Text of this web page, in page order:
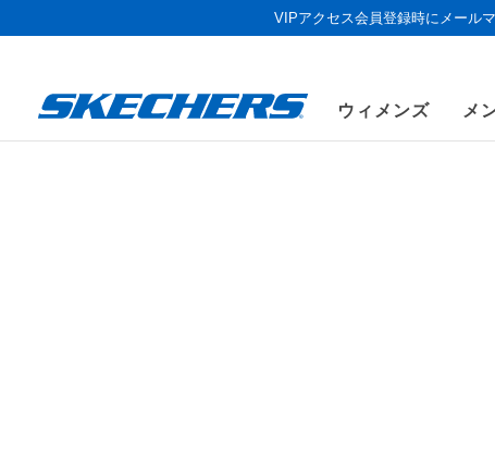
VIPアクセス会員登録時にメール
ウィメンズ メ